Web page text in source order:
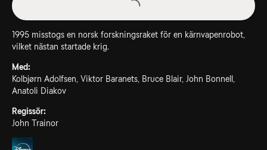
1995 misstogs en norsk forskningsraket för en kärnvapenrobot,
vilket nästan startade krig.
Med:
Kolbjørn Adolfsen, Viktor Baranets, Bruce Blair, John Bonnell,
Anatoli Diakov
Regissör:
John Trainor